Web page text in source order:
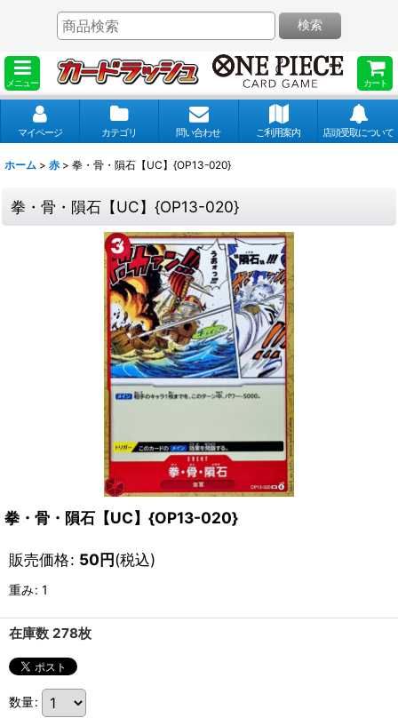
メニュー カート
検索
マイページ カテゴリ 問い合わせ ご利用案内 店頭受取について
ホーム > 赤 > 拳・骨・隕石【UC】{OP13-020}
拳・骨・隕石【UC】{OP13-020}
拳・骨・隕石【UC】{OP13-020}
販売価格: 50円(税込)
重み: 1
在庫数 278枚
数量: